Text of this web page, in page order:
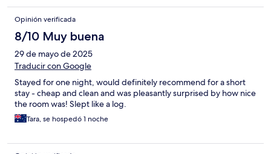
Opinión verificada
8/10 Muy buena
29 de mayo de 2025
Traducir con Google
Stayed for one night, would definitely recommend for a short
stay - cheap and clean and was pleasantly surprised by how nice
the room was! Slept like a log.
Tara, se hospedó 1 noche